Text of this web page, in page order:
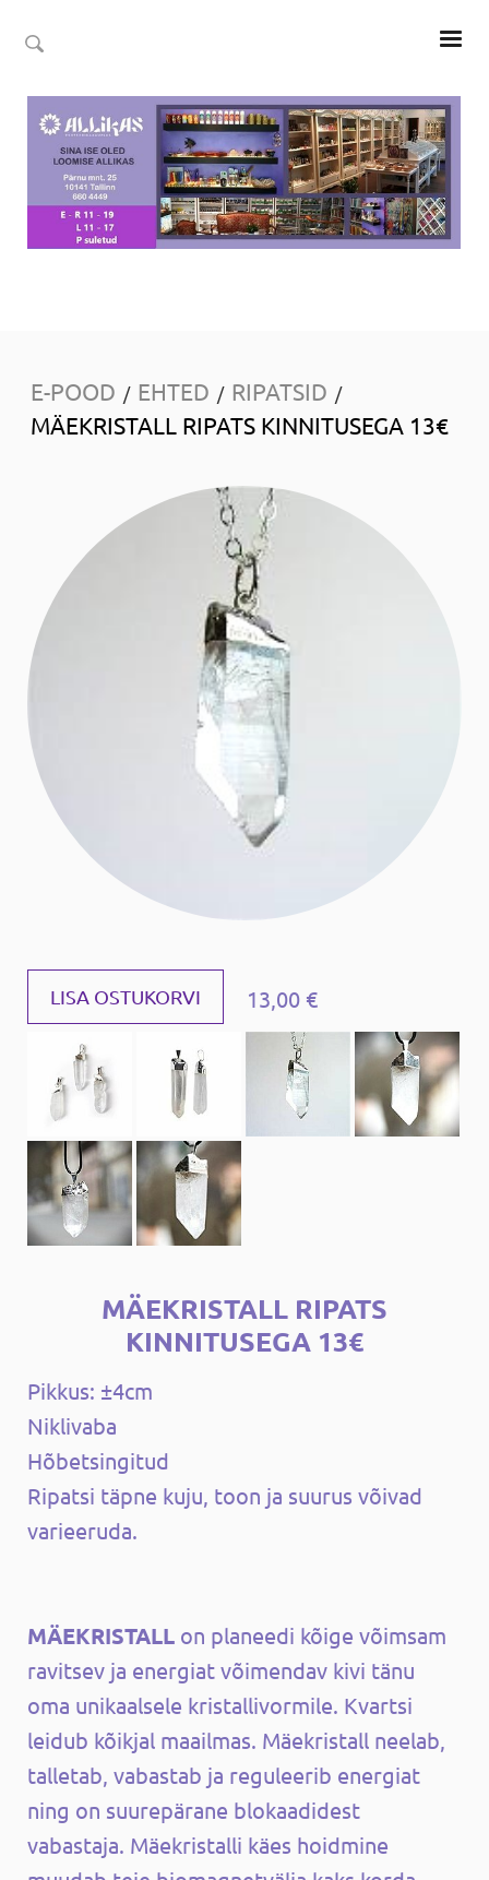
E-POOD / EHTED / RIPATSID /
MÄEKRISTALL RIPATS KINNITUSEGA 13€
LISA OSTUKORVI 13,00 €
MÄEKRISTALL RIPATS
KINNITUSEGA 13€
Pikkus: ±4cm
Niklivaba
Hõbetsingitud
Ripatsi täpne kuju, toon ja suurus võivad
varieeruda.
MÄEKRISTALL on planeedi kõige võimsam
ravitsev ja energiat võimendav kivi tänu
oma unikaalsele kristallivormile. Kvartsi
leidub kõikjal maailmas. Mäekristall neelab,
talletab, vabastab ja reguleerib energiat
ning on suurepärane blokaadidest
vabastaja. Mäekristalli käes hoidmine